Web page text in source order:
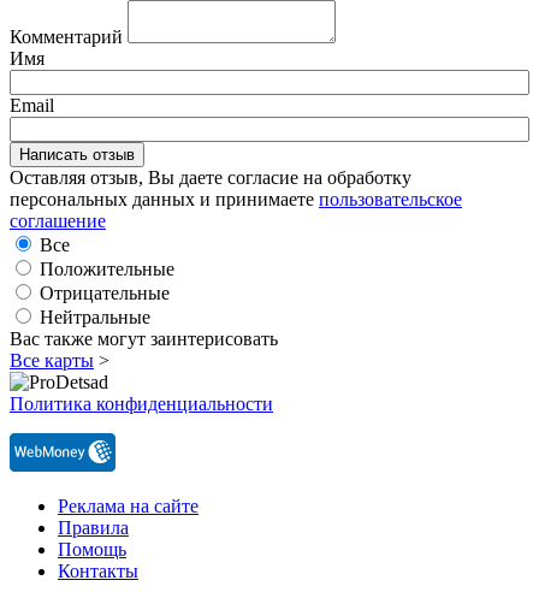
Комментарий
Имя
Email
Оставляя отзыв, Вы даете согласие на обработку
персональных данных и принимаете пользовательское
соглашение
Все
Положительные
Отрицательные
Нейтральные
Вас также могут заинтерисовать
Все карты >
Политика конфиденциальности
Реклама на сайте
Правила
Помощь
Контакты